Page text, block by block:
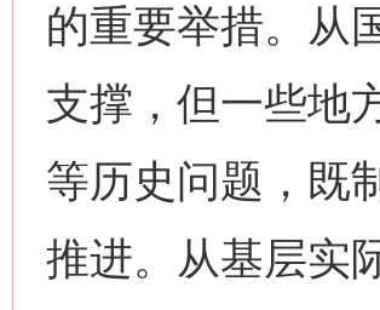
的重要举措。从
支撑，但一些地
等历史问题，既
推进。从基层实